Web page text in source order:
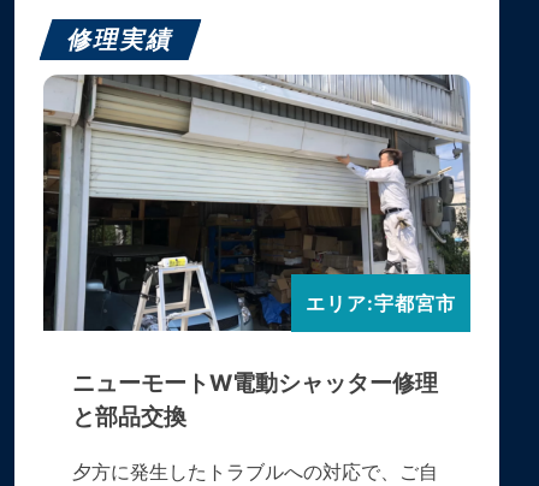
修理実績
エリア:宇都宮市
ニューモートW電動シャッター修理
と部品交換
夕方に発生したトラブルへの対応で、ご自